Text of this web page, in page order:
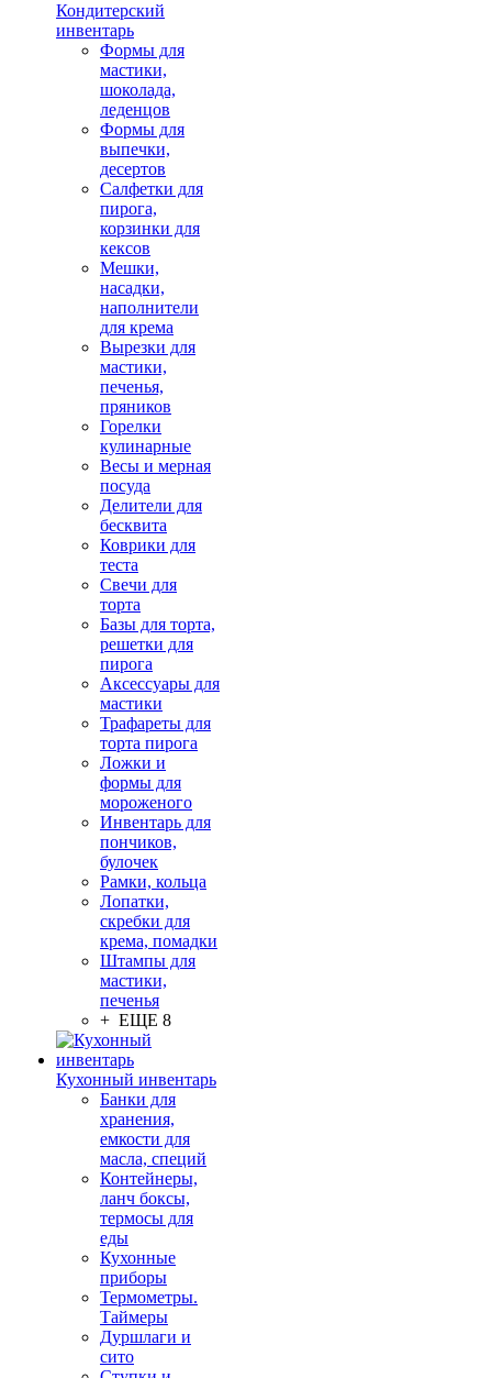
Кондитерский
инвентарь
Формы для
мастики,
шоколада,
леденцов
Формы для
выпечки,
десертов
Салфетки для
пирога,
корзинки для
кексов
Мешки,
насадки,
наполнители
для крема
Вырезки для
мастики,
печенья,
пряников
Горелки
кулинарные
Весы и мерная
посуда
Делители для
бесквита
Коврики для
теста
Свечи для
торта
Базы для торта,
решетки для
пирога
Аксессуары для
мастики
Трафареты для
торта пирога
Ложки и
формы для
мороженого
Инвентарь для
пончиков,
булочек
Рамки, кольца
Лопатки,
скребки для
крема, помадки
Штампы для
мастики,
печенья
+ ЕЩЕ 8
Кухонный инвентарь
Банки для
хранения,
емкости для
масла, специй
Контейнеры,
ланч боксы,
термосы для
еды
Кухонные
приборы
Термометры.
Таймеры
Дуршлаги и
сито